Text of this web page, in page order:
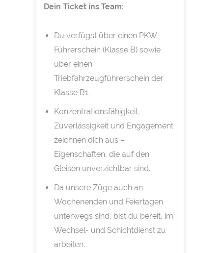
Dein Ticket ins Team:
Du verfügst über einen PKW-
Führerschein (Klasse B) sowie
über einen
Triebfahrzeugführerschein der
Klasse B1.
Konzentrationsfähigkeit,
Zuverlässigkeit und Engagement
zeichnen dich aus –
Eigenschaften, die auf den
Gleisen unverzichtbar sind.
Da unsere Züge auch an
Wochenenden und Feiertagen
unterwegs sind, bist du bereit, im
Wechsel- und Schichtdienst zu
arbeiten.